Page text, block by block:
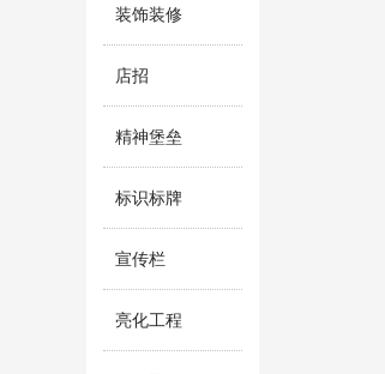
装饰装修
店招
精神堡垒
标识标牌
宣传栏
亮化工程